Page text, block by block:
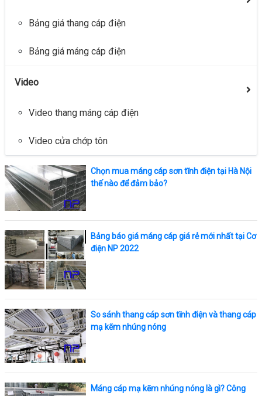
Bảng giá thang cáp điện
Bảng giá máng cáp điện
Video
Video thang máng cáp điện
Video cửa chớp tôn
Chọn mua máng cáp sơn tĩnh điện tại Hà Nội
thế nào để đảm bảo?
Bảng báo giá máng cáp giá rẻ mới nhất tại Cơ
điện NP 2022
So sánh thang cáp sơn tĩnh điện và thang cáp
mạ kẽm nhúng nóng
Máng cáp mạ kẽm nhúng nóng là gì? Công